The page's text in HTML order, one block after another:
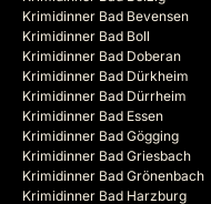
Krimidinner Bad Bevensen
Krimidinner Bad Boll
Krimidinner Bad Doberan
Krimidinner Bad Dürkheim
Krimidinner Bad Dürrheim
Krimidinner Bad Essen
Krimidinner Bad Gögging
Krimidinner Bad Griesbach
Krimidinner Bad Grönenbach
Krimidinner Bad Harzburg